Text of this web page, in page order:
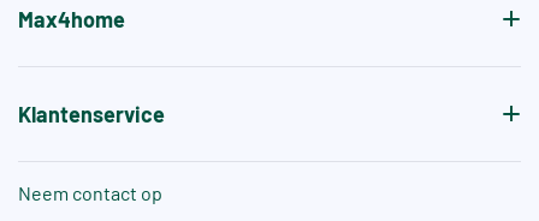
Max4home
Klantenservice
Neem contact op